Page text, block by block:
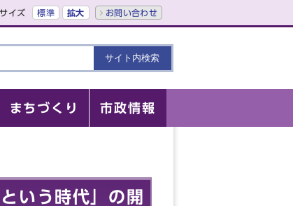
イズ 標準 拡大 お問い合わせ
まちづくり 市政情報
いう時代」の開